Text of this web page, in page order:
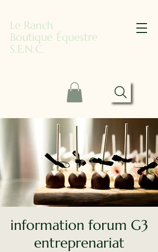
Le Ranch
Boutique Équestre
S.E.N.C.
information forum G3
entreprenariat